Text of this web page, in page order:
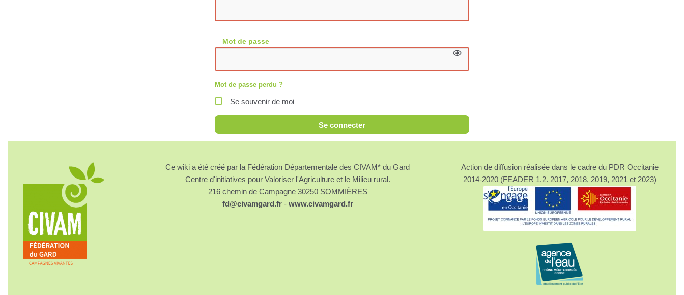
Mot de passe
Mot de passe perdu ?
Se souvenir de moi
Se connecter
Ce wiki a été créé par la Fédération Départementale des CIVAM* du Gard
Centre d'initiatives pour Valoriser l'Agriculture et le Milieu rural.
216 chemin de Campagne 30250 SOMMIÈRES
fd@civamgard.fr- www.civamgard.fr
Action de diffusion réalisée dans le cadre du PDR Occitanie
2014-2020 (FEADER 1.2. 2017, 2018, 2019, 2021 et 2023)